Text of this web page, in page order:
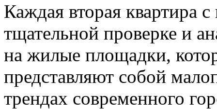
Каждая вторая квартира
тщательной проверке и
на жилые площадки,
представляют собой
трендах современного